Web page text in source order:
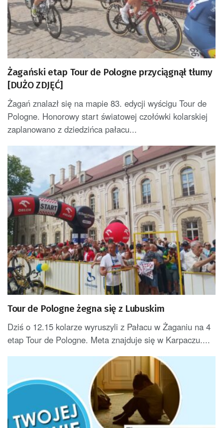
Żagański etap Tour de Pologne przyciągnął tłumy
[DUŻO ZDJĘĆ]
Żagań znalazł się na mapie 83. edycji wyścigu Tour de
Pologne. Honorowy start światowej czołówki kolarskiej
zaplanowano z dziedzińca pałacu...
Tour de Pologne żegna się z Lubuskim
Dziś o 12.15 kolarze wyruszyli z Pałacu w Żaganiu na 4
etap Tour de Pologne. Meta znajduje się w Karpaczu....